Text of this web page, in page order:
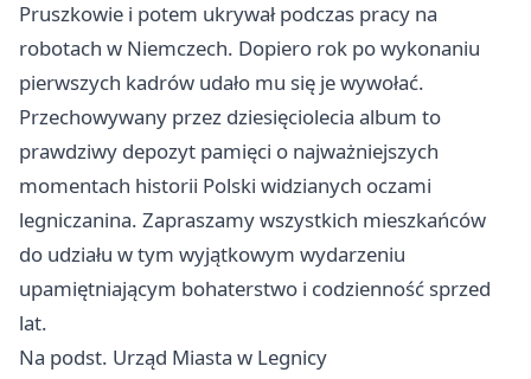
Pruszkowie i potem ukrywał podczas pracy na
robotach w Niemczech. Dopiero rok po wykonaniu
pierwszych kadrów udało mu się je wywołać.
Przechowywany przez dziesięciolecia album to
prawdziwy depozyt pamięci o najważniejszych
momentach historii Polski widzianych oczami
legniczanina. Zapraszamy wszystkich mieszkańców
do udziału w tym wyjątkowym wydarzeniu
upamiętniającym bohaterstwo i codzienność sprzed
lat.
Na podst. Urząd Miasta w Legnicy